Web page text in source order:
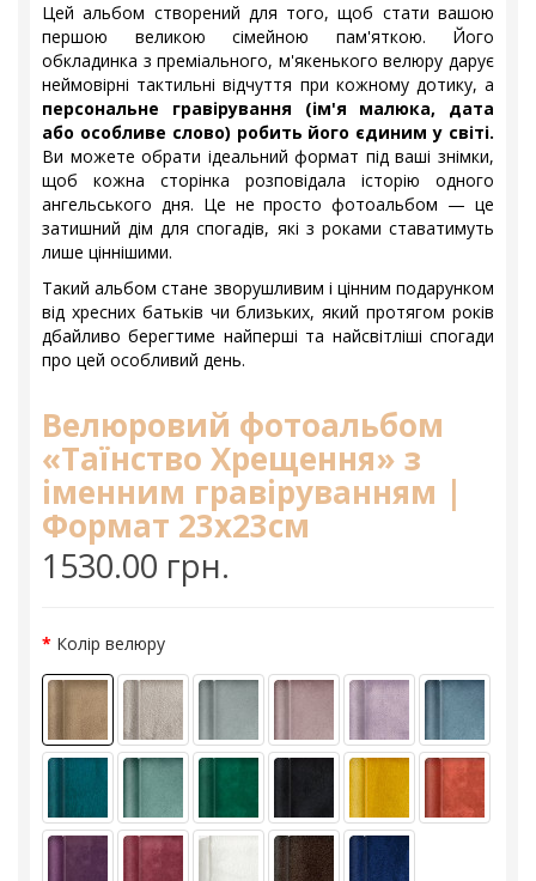
Цей альбом створений для того, щоб стати вашою
першою великою сімейною пам'яткою. Його
обкладинка з преміального, м'якенького велюру дарує
неймовірні тактильні відчуття при кожному дотику, а
персональне гравірування (ім'я малюка, дата
або особливе слово) робить його єдиним у світі.
Ви можете обрати ідеальний формат під ваші знімки,
щоб кожна сторінка розповідала історію одного
ангельського дня. Це не просто фотоальбом — це
затишний дім для спогадів, які з роками ставатимуть
лише ціннішими.
Такий альбом стане зворушливим і цінним подарунком
від хресних батьків чи близьких, який протягом років
дбайливо берегтиме найперші та найсвітліші спогади
про цей особливий день.
Велюровий фотоальбом
«Таїнство Хрещення» з
іменним гравіруванням |
Формат 23х23см
1530.00 грн.
Колір велюру